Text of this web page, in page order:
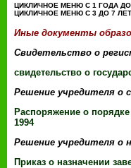
ЦИКЛИЧНОЕ МЕНЮ С 1 ГОДА ДО
ЦИКЛИЧНОЕ МЕНЮ С 3 ДО 7 ЛЕТ
Иные документы
Свидетельство о
свидетельство о
Решение учредителя о
Распоряжение о
1994
Решение учредителя о
Приказ о назначении